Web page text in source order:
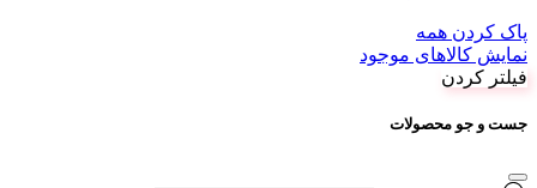
پاک کردن همه
نمایش کالاهای موجود
فیلتر کردن
جست و جو محصولات